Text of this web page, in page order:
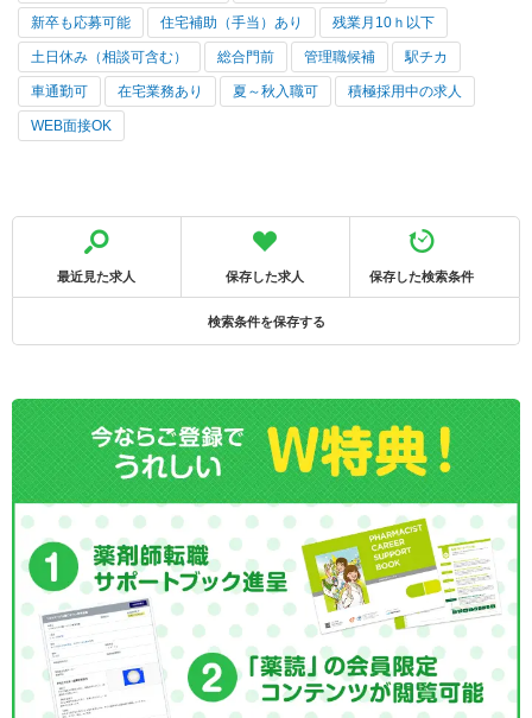
新卒も応募可能 住宅補助（手当）あり 残業月10ｈ以下
土日休み（相談可含む） 総合門前 管理職候補 駅チカ
車通勤可 在宅業務あり 夏～秋入職可 積極採用中の求人
WEB面接OK
最近見た求人 保存した求人 保存した検索条件
検索条件を保存する